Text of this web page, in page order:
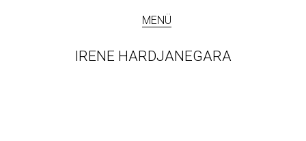
MENÜ
IRENE HARDJANEGARA